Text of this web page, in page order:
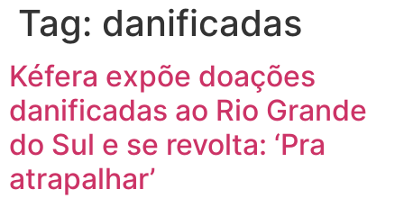
Tag: danificadas
Kéfera expõe doações
danificadas ao Rio Grande
do Sul e se revolta: ‘Pra
atrapalhar’